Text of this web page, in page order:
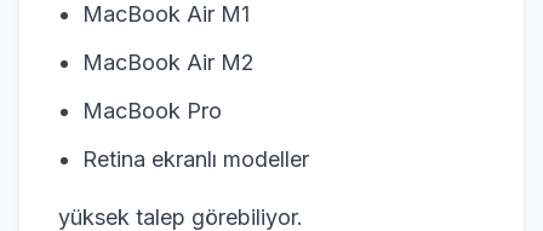
MacBook Air M1
MacBook Air M2
MacBook Pro
Retina ekranlı modeller
yüksek talep görebiliyor.